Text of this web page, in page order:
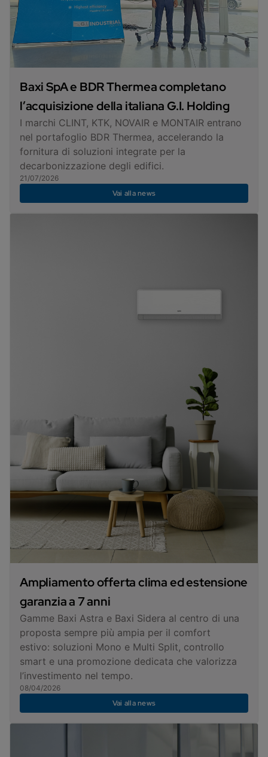
Baxi SpA e BDR Thermea completano
l’acquisizione della italiana G.I. Holding
I marchi CLINT, KTK, NOVAIR e MONTAIR entrano
nel portafoglio BDR Thermea, accelerando la
fornitura di soluzioni integrate per la
decarbonizzazione degli edifici.
21/07/2026
Vai alla news
Ampliamento offerta clima ed estensione
garanzia a 7 anni
Gamme Baxi Astra e Baxi Sidera al centro di una
proposta sempre più ampia per il comfort
estivo: soluzioni Mono e Multi Split, controllo
smart e una promozione dedicata che valorizza
l’investimento nel tempo.
08/04/2026
Vai alla news